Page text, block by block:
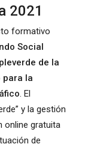
2021
formativo
Social
de la
para la
. El
y la gestión
online gratuita
de